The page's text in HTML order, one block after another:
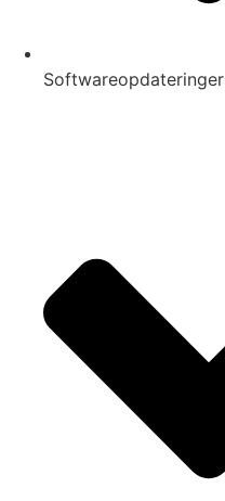
Softwareopdateringer